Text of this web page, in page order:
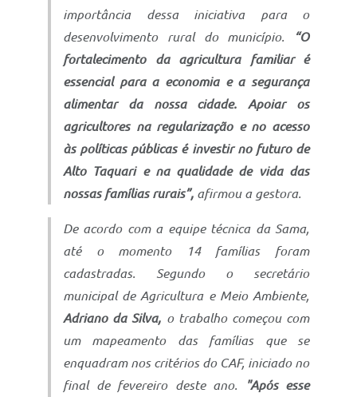
importância dessa iniciativa para o
desenvolvimento rural do município.
“O
fortalecimento da agricultura familiar é
essencial para a economia e a segurança
alimentar da nossa cidade. Apoiar os
agricultores na regularização e no acesso
às políticas públicas é investir no futuro de
Alto Taquari e na qualidade de vida das
nossas famílias rurais”, afirmou a gestora.
De acordo com a equipe técnica da Sama,
até o momento 14 famílias foram
cadastradas. Segundo o secretário
municipal de Agricultura e Meio Ambiente,
Adriano da Silva, o trabalho começou com
um mapeamento das famílias que se
enquadram nos critérios do CAF, iniciado no
final de fevereiro deste ano.
"Após esse